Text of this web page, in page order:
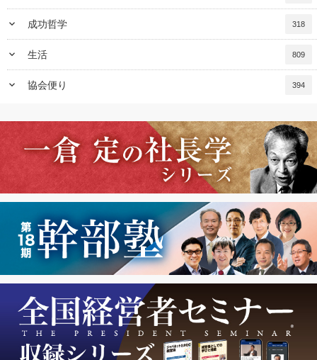
keyboard_arrow_down 成功哲学 318
keyboard_arrow_down 生活 809
keyboard_arrow_down 協会便り 394